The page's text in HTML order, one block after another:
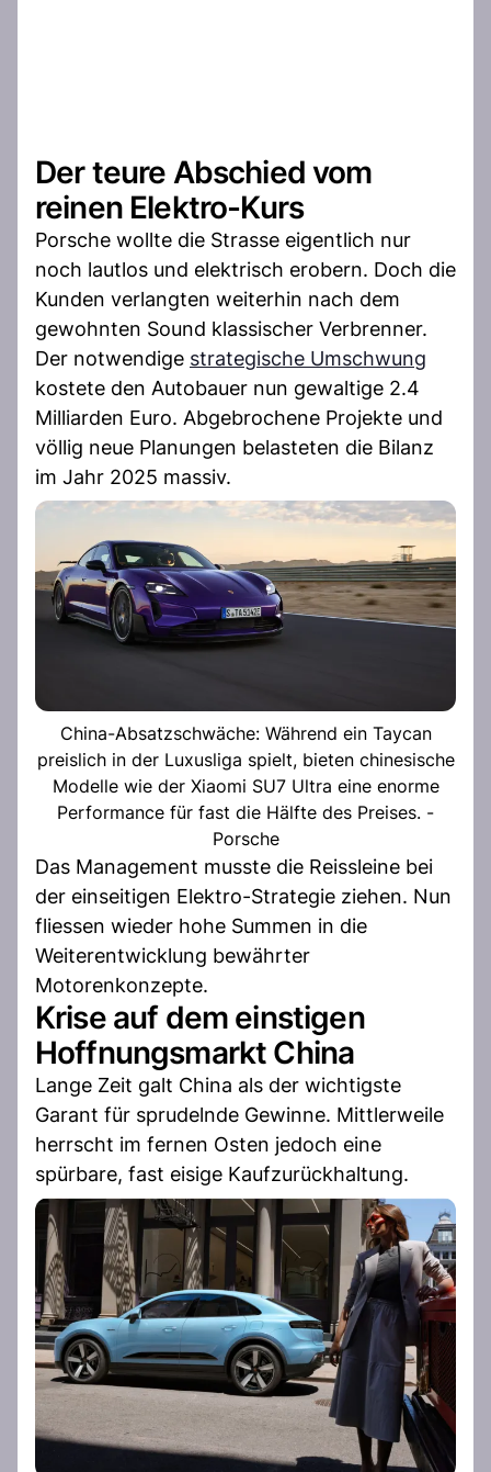
Der teure Abschied vom
reinen Elektro-Kurs
Porsche wollte die Strasse eigentlich nur
noch lautlos und elektrisch erobern. Doch die
Kunden verlangten weiterhin nach dem
gewohnten Sound klassischer Verbrenner.
Der notwendige strategische Umschwung
kostete den Autobauer nun gewaltige 2.4
Milliarden Euro. Abgebrochene Projekte und
völlig neue Planungen belasteten die Bilanz
im Jahr 2025 massiv.
China-Absatzschwäche: Während ein Taycan
preislich in der Luxusliga spielt, bieten chinesische
Modelle wie der Xiaomi SU7 Ultra eine enorme
Performance für fast die Hälfte des Preises. -
Porsche
Das Management musste die Reissleine bei
der einseitigen Elektro-Strategie ziehen. Nun
fliessen wieder hohe Summen in die
Weiterentwicklung bewährter
Motorenkonzepte.
Krise auf dem einstigen
Hoffnungsmarkt China
Lange Zeit galt China als der wichtigste
Garant für sprudelnde Gewinne. Mittlerweile
herrscht im fernen Osten jedoch eine
spürbare, fast eisige Kaufzurückhaltung.